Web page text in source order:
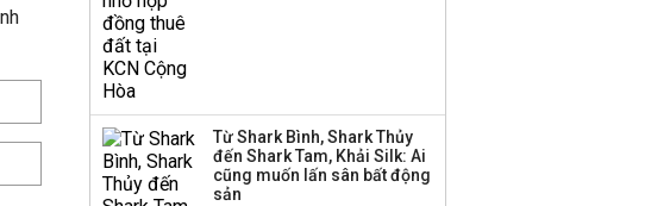
Công ty 100 tỷ của
Huấn Hoa Hồng bỗng
dưng ‘biến mất’, một
Từ Shark Bình, Shark Thủy
đến Shark Tam, Khải Silk: Ai
cũng muốn lấn sân bất động
sản